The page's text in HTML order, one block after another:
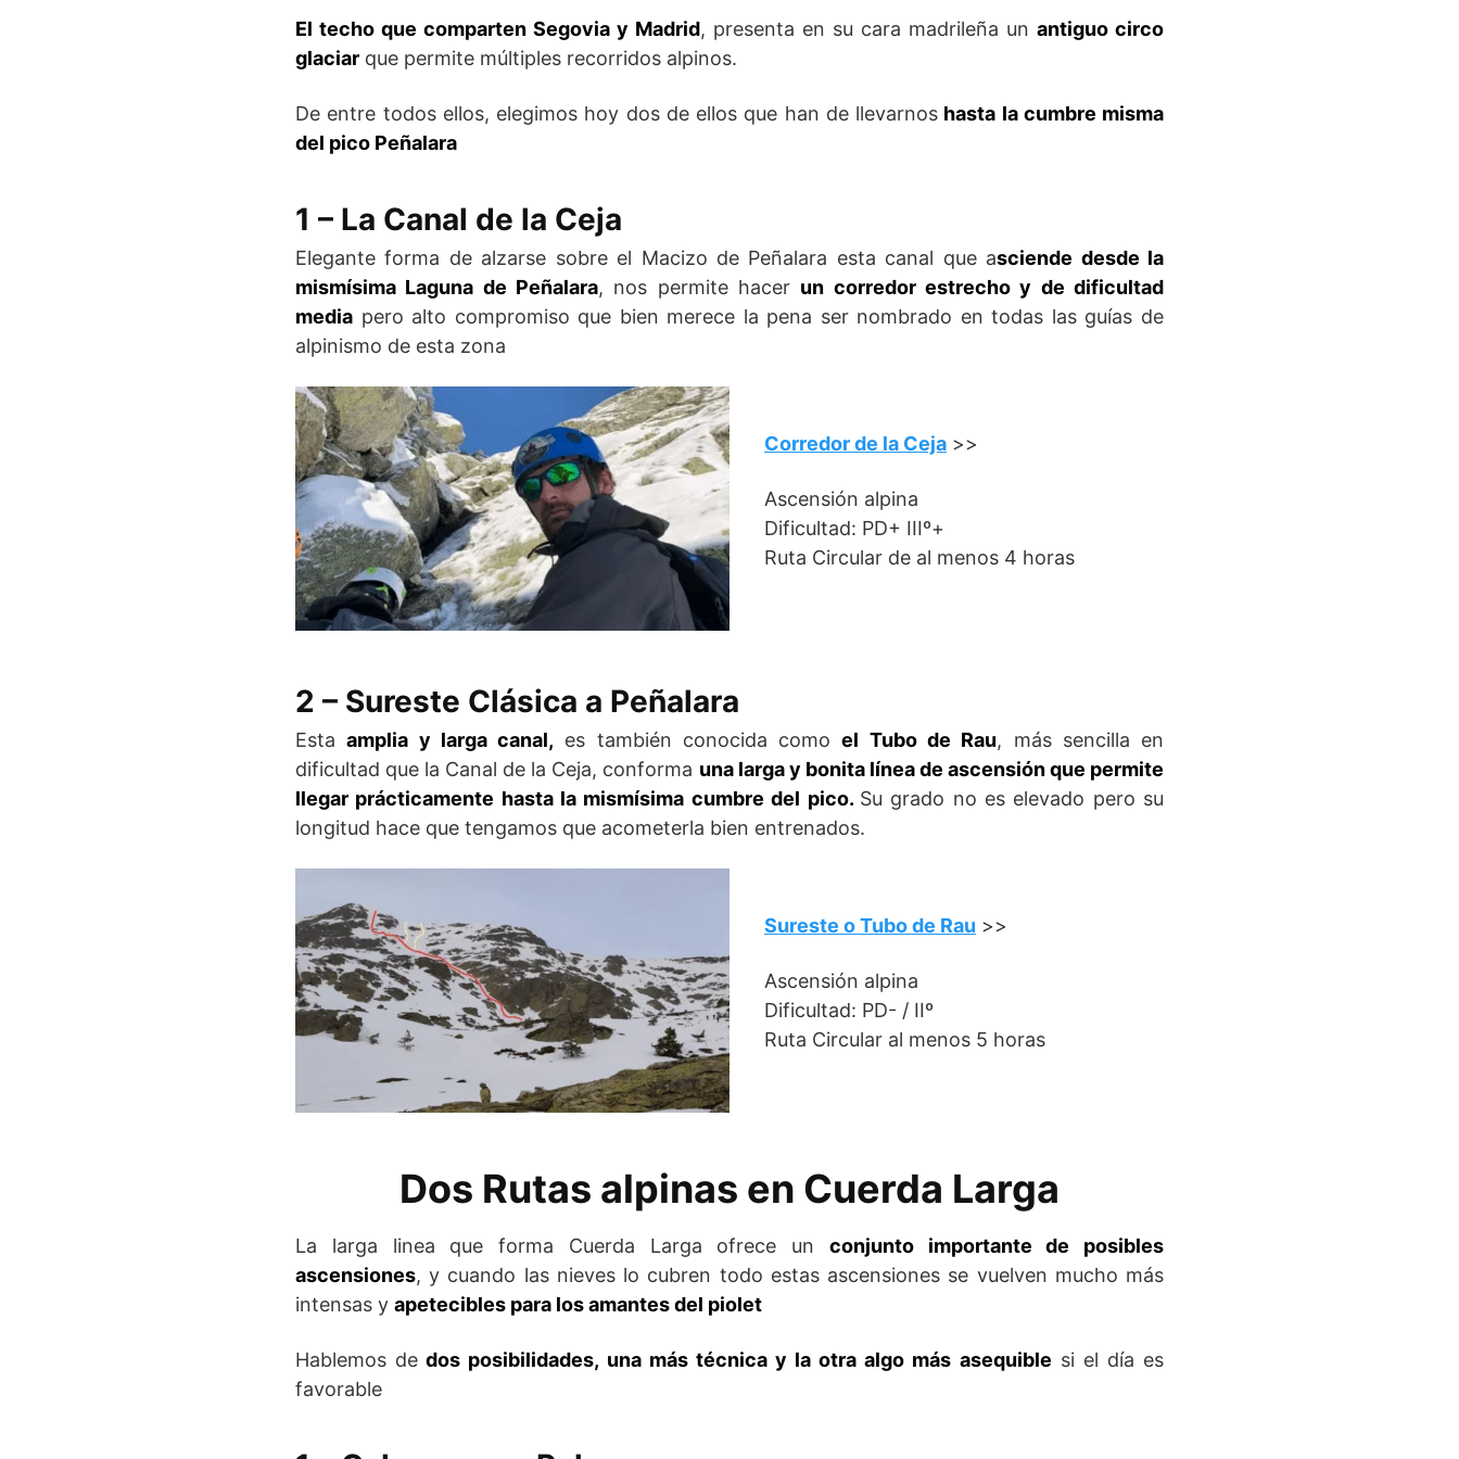
El techo que comparten Segovia y Madrid, presenta en su cara madrileña un antiguo circo
glaciar que permite múltiples recorridos alpinos.
De entre todos ellos, elegimos hoy dos de ellos que han de llevarnos hasta la cumbre misma
del pico Peñalara
1 – La Canal de la Ceja
Elegante forma de alzarse sobre el Macizo de Peñalara esta canal que asciende desde la
mismísima Laguna de Peñalara, nos permite hacer un corredor estrecho y de dificultad
media pero alto compromiso que bien merece la pena ser nombrado en todas las guías de
alpinismo de esta zona
Corredor de la Ceja >>
Ascensión alpina
Dificultad: PD+ IIIº+
Ruta Circular de al menos 4 horas
2 – Sureste Clásica a Peñalara
Estaamplia y larga canal, es también conocida comoel Tubo de Rau, más sencilla en
dificultad que la Canal de la Ceja, conforma una larga y bonita línea de ascensión que permite
llegar prácticamente hasta la mismísima cumbre del pico. Su grado no es elevado pero su
longitud hace que tengamos que acometerla bien entrenados.
Sureste o Tubo de Rau >>
Ascensión alpina
Dificultad: PD- / IIº
Ruta Circular al menos 5 horas
Dos Rutas alpinas en Cuerda Larga
La larga linea que forma Cuerda Larga ofrece un conjunto importante de posibles
ascensiones, y cuando las nieves lo cubren todo estas ascensiones se vuelven mucho más
intensas y apetecibles para los amantes del piolet
Hablemos de dos posibilidades, una más técnica y la otra algo más asequible si el día es
favorable